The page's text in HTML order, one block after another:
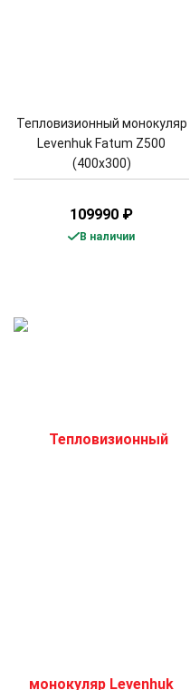
Тепловизионный монокуляр
Levenhuk Fatum Z500
(400х300)
109990 ₽
В наличии